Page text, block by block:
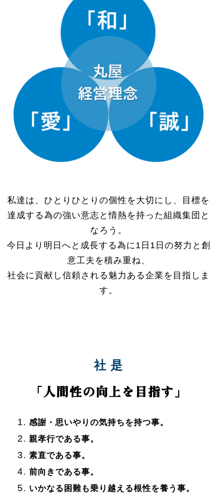
私達は、ひとりひとりの個性を大切にし、目標を
達成する為の強い意志と情熱を持った組織集団と
なろう。
今日より明日へと成長する為に1日1日の努力と創
意工夫を積み重ね、
社会に貢献し信頼される魅力ある企業を目指しま
す。
社 是
「人間性の向上を目指す」
感謝・思いやりの気持ちを持つ事。
親孝行である事。
素直である事。
前向きである事。
いかなる困難も乗り越える根性を養う事。